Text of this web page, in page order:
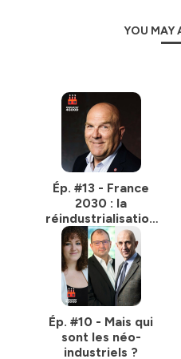
YOU MAY
Ép. #13 - France
2030 : la
réindustrialisation
qui ne compte pas
faire « pschitt »
(avec Bruno
Bonnell)
Ép. #10 - Mais qui
sont les néo-
industriels ?